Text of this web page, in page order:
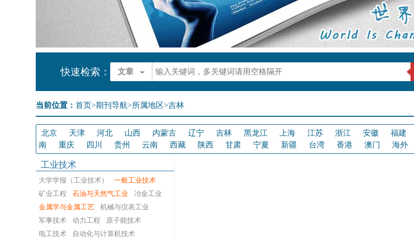
快速检索： 文章
当前位置： 首页>期刊导航>所属地区>吉林
北京 天津 河北 山西 内蒙古 辽宁 吉林 黑龙江 上海 江苏 浙江 安徽 福建
南
重庆 四川 贵州 云南 西藏 陕西 甘肃 宁夏 新疆 台湾 香港 澳门 海外
工业技术
大学学报（工业技术）
一般工业技术
矿业工程
石油与天然气工业
冶金工业
金属学与金属工艺
机械与仪表工业
军事技术
动力工程
原子能技术
电工技术
自动化与计算机技术